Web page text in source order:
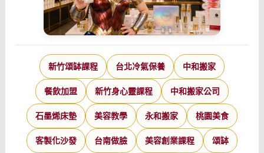
新竹頌缽課程 台北冷氣保養 中和搬家
餐飲加盟 新竹身心靈課程 中和搬家公司
石墨烯床墊 美容教學 永和搬家 桃園美食
客製化沙發 台南做臉 美容創業課程 頌缽